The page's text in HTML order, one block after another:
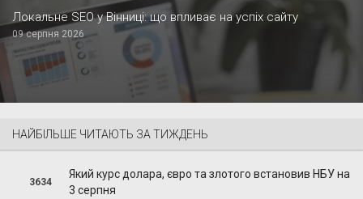
Локальне SEO у Вінниці: що впливає на успіх сайту
09 серпня 2026
НАЙБІЛЬШЕ ЧИТАЮТЬ ЗА ТИЖДЕНЬ
3634
Який курс долара, євро та злотого встановив НБУ на
3 серпня